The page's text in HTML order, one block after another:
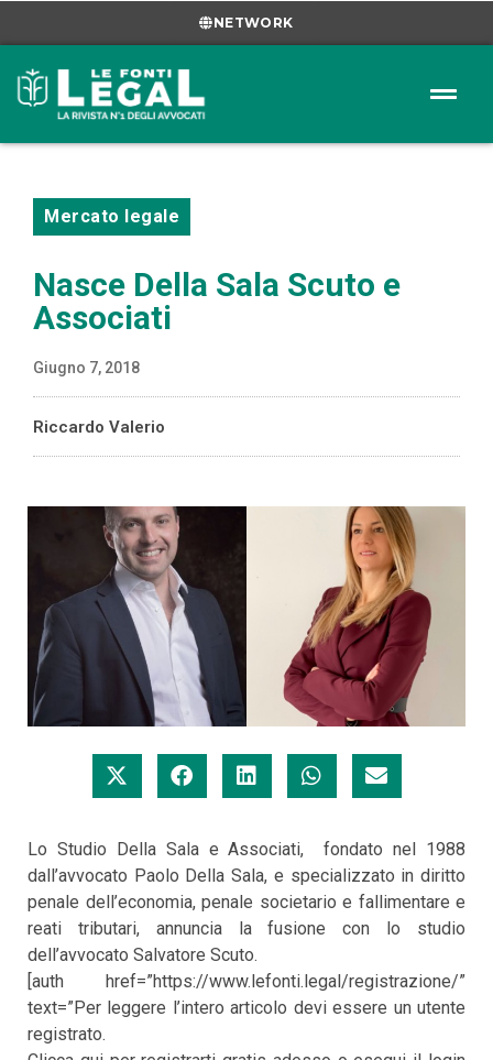
NETWORK
Mercato legale
Nasce Della Sala Scuto e
Associati
Giugno 7, 2018
Riccardo Valerio
Lo Studio Della Sala e Associati, fondato nel 1988
dall’avvocato Paolo Della Sala, e specializzato in diritto
penale dell’economia, penale societario e fallimentare e
reati tributari, annuncia la fusione con lo studio
dell’avvocato Salvatore Scuto.
[auth href=”https://www.lefonti.legal/registrazione/”
text=”Per leggere l’intero articolo devi essere un utente
registrato.